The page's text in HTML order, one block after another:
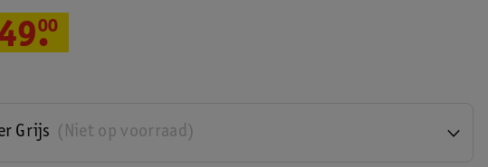
.
00
(Niet op voorraad)
Grijs